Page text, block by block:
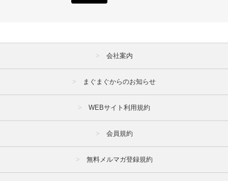
会社案内
まぐまぐからのお知らせ
WEBサイト利用規約
会員規約
無料メルマガ登録規約